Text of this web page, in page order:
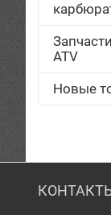
ATV
Новые